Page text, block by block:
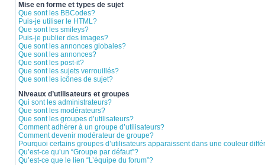
Mise en forme et types de sujet
Que sont les BBCodes?
Puis-je utiliser le HTML?
Que sont les smileys?
Puis-je publier des images?
Que sont les annonces globales?
Que sont les annonces?
Que sont les post-it?
Que sont les sujets verrouillés?
Que sont les icônes de sujet?
Niveaux d’utilisateurs et groupes
Qui sont les administrateurs?
Que sont les modérateurs?
Que sont les groupes d’utilisateurs?
Comment adhérer à un groupe d’utilisateurs?
Comment devenir modérateur de groupe?
Pourquoi certains groupes d’utilisateurs apparaissent dans une couleur
Qu’est-ce qu’un “Groupe par défaut”?
Qu’est-ce que le lien “L’équipe du forum”?